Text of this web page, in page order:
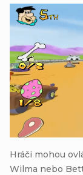
Hráči mohou
Wilma nebo